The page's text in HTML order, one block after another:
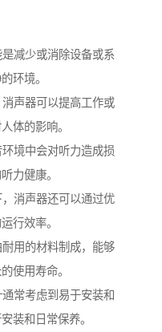
减少或消除设备或系
环境。
声器可以提高工作或
体的影响。
境中会对听力造成损
力健康。
消声器还可以通过优
行效率。
用的材料制成，能够
使用寿命。
常考虑到易于安装和
装和日常保养。